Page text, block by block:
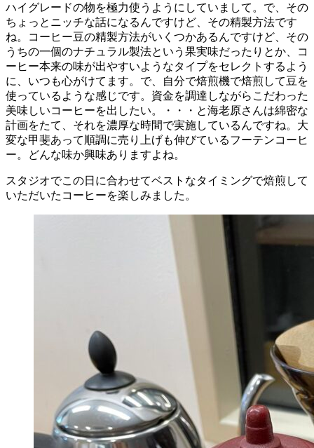
ハイグレードの物を極力使うようにしていまして。で、その
ちょっとニッチな話になるんですけど、その精製方法です
ね。コーヒー豆の精製方法がいくつかあるんですけど、その
うちの一個のナチュラル製法という果実味だったりとか、コ
ーヒー本来の味が出やすいようなタイプをセレクトするよう
に、いつも心がけてます。で、自分で焙煎機で焙煎して豆を
使っているような感じです。資金を調達しながらこだわった
美味しいコーヒーを出したい。・・・と海老原さんは綿密な
計画をたて、それを濃厚な時間で実施しているんですね。大
変な甲斐あって順調に売り上げも伸びているフーテンコーヒ
ー。どんな味か興味ありますよね。
スタジオでこの日に合わせてベストなタイミングで焙煎して
いただいたコーヒーを楽しみました。